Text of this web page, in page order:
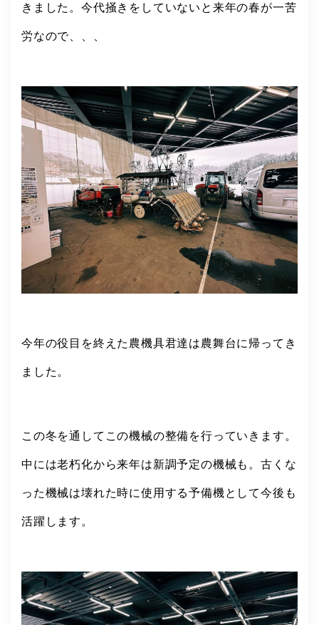
きました。今代掻きをしていないと来年の春が一苦
労なので、、、
今年の役目を終えた農機具君達は農舞台に帰ってき
ました。
この冬を通してこの機械の整備を行っていきます。
中には老朽化から来年は新調予定の機械も。古くな
った機械は壊れた時に使用する予備機として今後も
活躍します。